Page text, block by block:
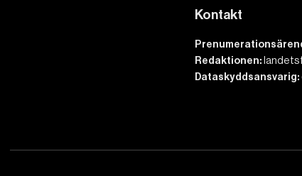
Kontakt
Redaktionen:
Dataskyddsansvarig: